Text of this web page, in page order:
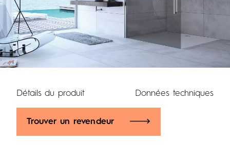
Détails du produit Données techniques
Trouver un revendeur